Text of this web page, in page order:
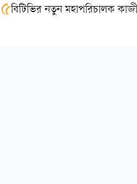
৫বিটিভির নতুন মহাপরিচালক